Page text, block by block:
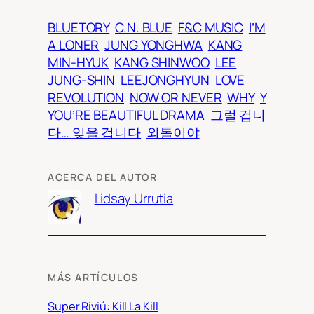
BLUETORY C.N. BLUE F&C MUSIC I’M
A LONER JUNG YONGHWA KANG
MIN-HYUK KANG SHINWOO LEE
JUNG-SHIN LEEJONGHYUN LOVE
REVOLUTION NOW OR NEVER WHY Y
YOU’RE BEAUTIFUL DRAMA 그럴 겁니
다… 잊을 겁니다 외톨이야
ACERCA DEL AUTOR
Lidsay Urrutia
MÁS ARTÍCULOS
Super Riviú: Kill La Kill